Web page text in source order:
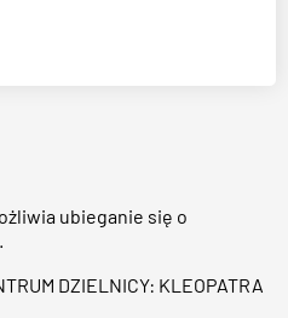
ubieganie się o
DZIELNICY: KLEOPATRA